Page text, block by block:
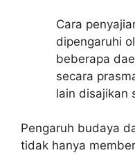
Cara
dipengaruhi
beberapa
secara
lain disajikan
Pengaruh budaya
tidak hanya